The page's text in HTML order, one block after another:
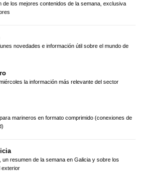
de los mejores contenidos de la semana, exclusiva
novedades e información útil sobre el mundo de
la información más relevante del sector
marineros en formato comprimido (conexiones de
un resumen de la semana en Galicia y sobre los
exterior